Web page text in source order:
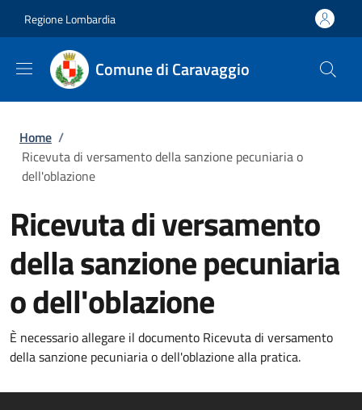
Regione Lombardia
Comune di Caravaggio
Briciole di pane
Home /
Ricevuta di versamento della sanzione pecuniaria o
dell'oblazione
Ricevuta di versamento
della sanzione pecuniaria
o dell'oblazione
È necessario allegare il documento Ricevuta di versamento
della sanzione pecuniaria o dell'oblazione alla pratica.